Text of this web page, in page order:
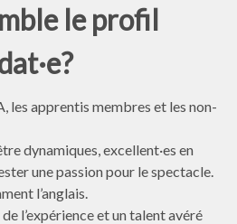
le profil
les apprentis membres et les non-
dynamiques, excellent·es en
une passion pour le spectacle.
l’anglais.
l’expérience et un talent avéré